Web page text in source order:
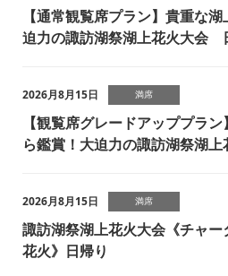
【通常観覧席プラン】貴重な
迫力の諏訪湖祭湖上花火大会
2026月8月15日 満席
【観覧席グレードアッププラ
ら鑑賞！大迫力の諏訪湖祭湖
2026月8月15日 満席
諏訪湖祭湖上花火大会《チャ
花火》日帰り